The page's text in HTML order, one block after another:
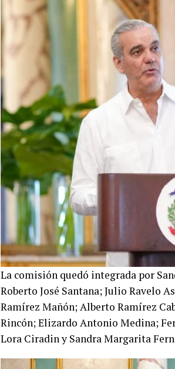
La comisión quedó integrada por
Roberto José Santana; Julio Ravelo
Ramírez Mañón; Alberto Ramírez
Rincón; Elizardo Antonio Medina;
Lora Ciradin y Sandra Margarita